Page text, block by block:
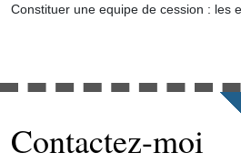
Constituer une equipe de cession : les
Contactez-moi